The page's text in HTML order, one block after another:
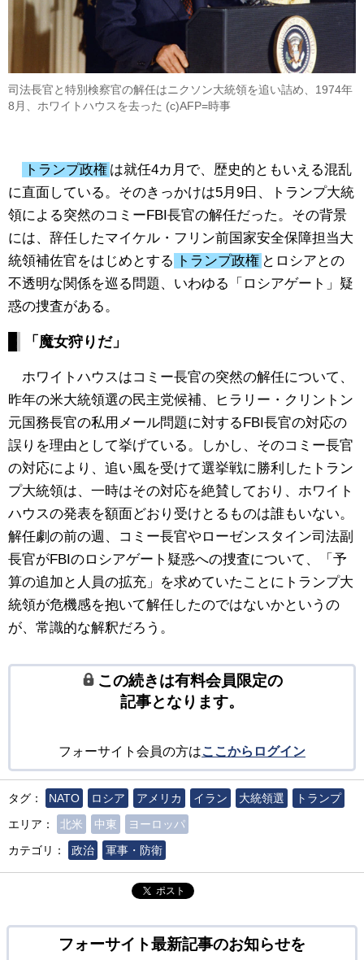
司法長官と特別検察官の解任はニクソン大統領を追い詰め、1974年
8月、ホワイトハウスを去った (c)AFP=時事
トランプ政権 は就任4カ月で、歴史的ともいえる混乱
に直面している。そのきっかけは5月9日、トランプ大統
領による突然のコミーFBI長官の解任だった。その背景
には、辞任したマイケル・フリン前国家安全保障担当大
統領補佐官をはじめとする
トランプ政権 とロシアとの
不透明な関係を巡る問題、いわゆる「ロシアゲート」疑
惑の捜査がある。
「魔女狩りだ」
ホワイトハウスはコミー長官の突然の解任について、
昨年の米大統領選の民主党候補、ヒラリー・クリントン
元国務長官の私用メール問題に対するFBI長官の対応の
誤りを理由として挙げている。しかし、そのコミー長官
の対応により、追い風を受けて選挙戦に勝利したトラン
プ大統領は、一時はその対応を絶賛しており、ホワイト
ハウスの発表を額面どおり受けとるものは誰もいない。
解任劇の前の週、コミー長官やローゼンスタイン司法副
長官がFBIのロシアゲート疑惑への捜査について、「予
算の追加と人員の拡充」を求めていたことにトランプ大
統領が危機感を抱いて解任したのではないかというの
が、常識的な解釈だろう。
この続きは有料会員限定の
記事となります。
フォーサイト会員の方はここからログイン
タグ： NATO ロシア アメリカ イラン 大統領選
トランプ
エリア：
北米 中東
ヨーロッパ
カテゴリ：
政治 軍事・防衛
ポスト
フォーサイト最新記事のお知らせを